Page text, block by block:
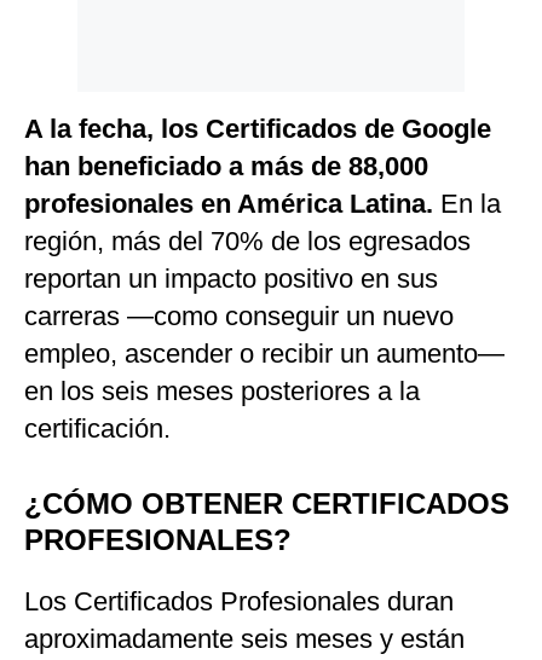
A la fecha, los Certificados de Google
han beneficiado a más de 88,000
profesionales en América Latina. En la
región, más del 70% de los egresados
reportan un impacto positivo en sus
carreras —como conseguir un nuevo
empleo, ascender o recibir un aumento—
en los seis meses posteriores a la
certificación.
¿CÓMO OBTENER CERTIFICADOS
PROFESIONALES?
Los Certificados Profesionales duran
aproximadamente seis meses y están